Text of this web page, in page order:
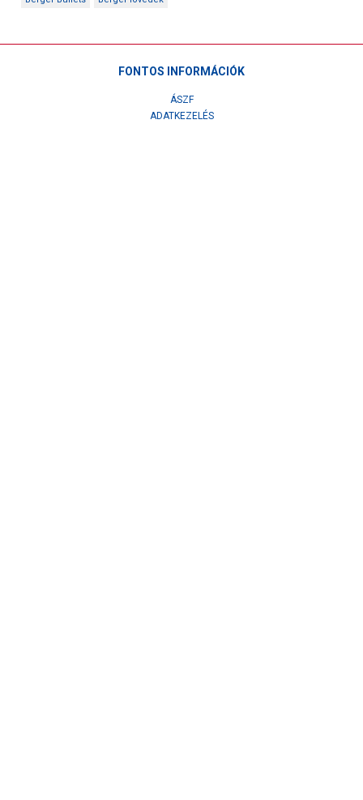
FONTOS INFORMÁCIÓK
ÁSZF
ADATKEZELÉS